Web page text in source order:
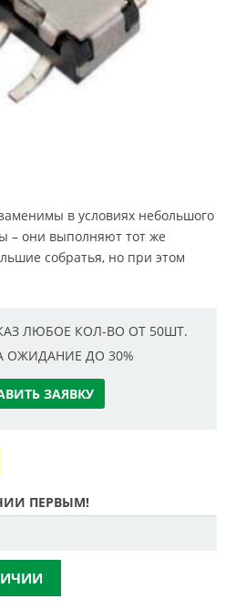
в условиях небольшого
– они выполняют тот же
собратья, но при этом
ЛЮБОЕ КОЛ-ВО ОТ 50ШТ.
ОЖИДАНИЕ ДО 30%
ЗАЯВКУ
ПЕРВЫМ!